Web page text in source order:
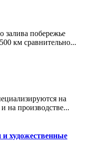
залива побережье
км сравнительно...
на
на производстве...
и художественные